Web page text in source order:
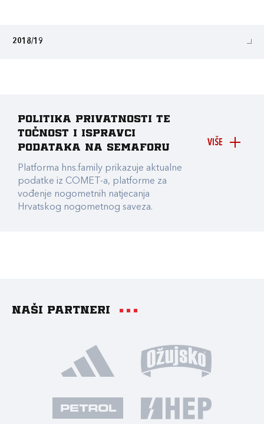
2018/19
VIŠE
Politika privatnosti te
točnost i ispravci
podataka na Semaforu
Platforma hns.family prikazuje aktualne
podatke iz COMET-a, platforme za
vođenje nogometnih natjecanja
Hrvatskog nogometnog saveza.
Naši partneri